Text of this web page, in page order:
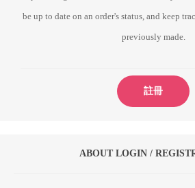
be up to date on an order's status, and keep
previously made.
註冊
ABOUT LOGIN /